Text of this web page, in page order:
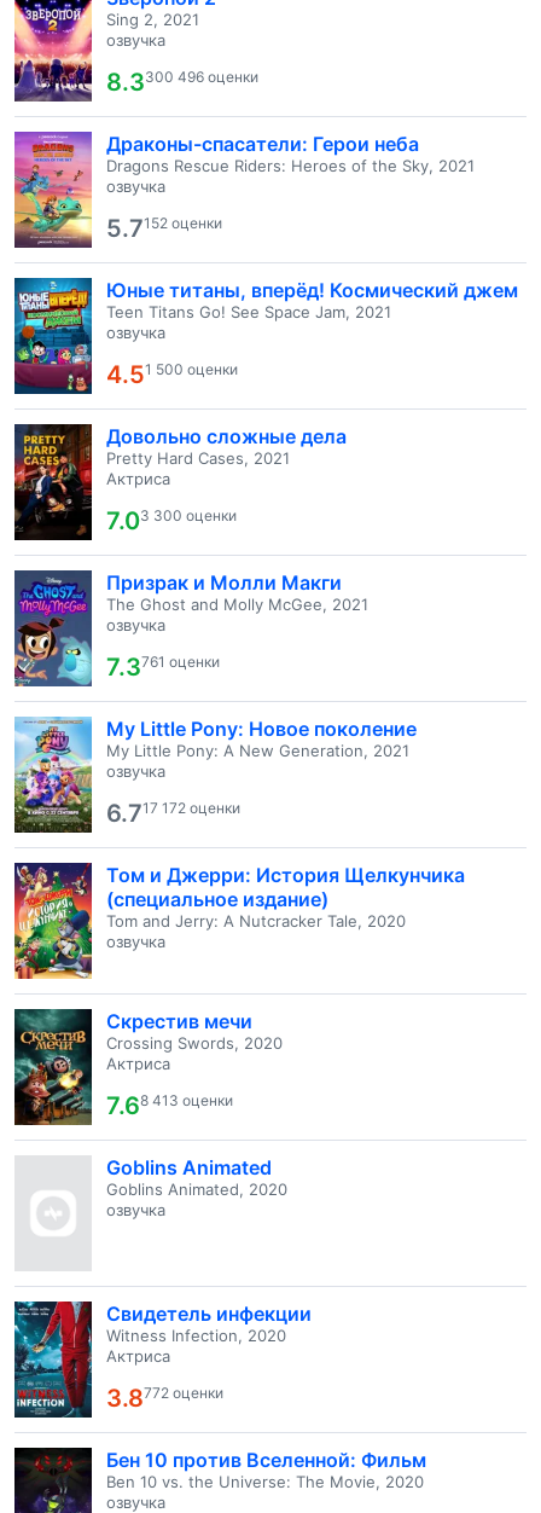
Sing 2, 2021
озвучка
8.3300 496 оценки
Драконы-спасатели: Герои неба
Dragons Rescue Riders: Heroes of the Sky, 2021
озвучка
5.7152 оценки
Юные титаны, вперёд! Космический джем
Teen Titans Go! See Space Jam, 2021
озвучка
4.51 500 оценки
Довольно сложные дела
Pretty Hard Cases, 2021
Актриса
7.03 300 оценки
Призрак и Молли Макги
The Ghost and Molly McGee, 2021
озвучка
7.3761 оценки
My Little Pony: Новое поколение
My Little Pony: A New Generation, 2021
озвучка
6.717 172 оценки
Том и Джерри: История Щелкунчика
(специальное издание)
Tom and Jerry: A Nutcracker Tale, 2020
озвучка
Скрестив мечи
Crossing Swords, 2020
Актриса
7.68 413 оценки
Goblins Animated
Goblins Animated, 2020
озвучка
Свидетель инфекции
Witness Infection, 2020
Актриса
3.8772 оценки
Бен 10 против Вселенной: Фильм
Ben 10 vs. the Universe: The Movie, 2020
озвучка